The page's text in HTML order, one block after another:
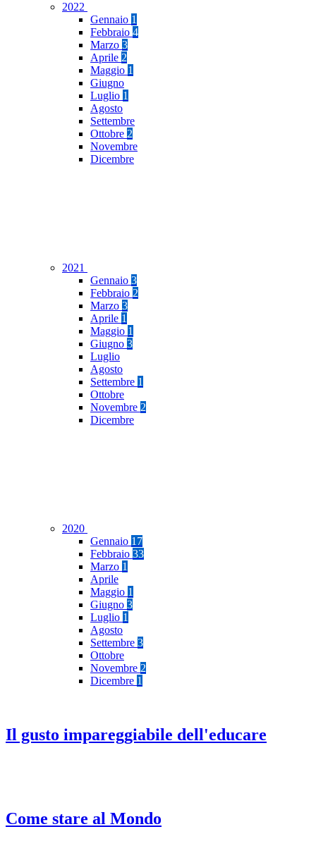
2022
Gennaio 1
Febbraio 4
Marzo 3
Aprile 2
Maggio 1
Giugno
Luglio 1
Agosto
Settembre
Ottobre 2
Novembre
Dicembre
2021
Gennaio 3
Febbraio 2
Marzo 3
Aprile 1
Maggio 1
Giugno 3
Luglio
Agosto
Settembre 1
Ottobre
Novembre 2
Dicembre
2020
Gennaio 17
Febbraio 33
Marzo 1
Aprile
Maggio 1
Giugno 3
Luglio 1
Agosto
Settembre 3
Ottobre
Novembre 2
Dicembre 1
Il gusto impareggiabile dell'educare
Come stare al Mondo